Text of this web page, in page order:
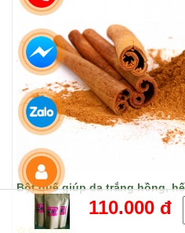
Bột quế giúp da trắng hồng,
110.000 đ